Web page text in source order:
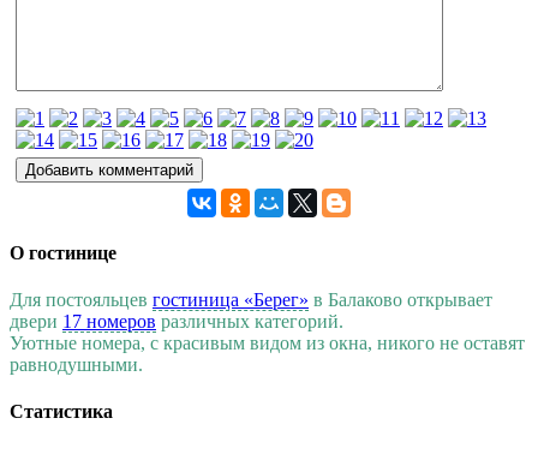
О гостинице
Для постояльцев гостиница «Берег» в Балаково открывает
двери 17 номеров различных категорий.
Уютные номера, с красивым видом из окна, никого не оставят
равнодушными.
Статистика